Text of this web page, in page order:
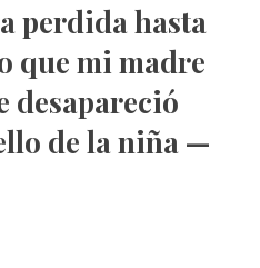
perdida hasta
que mi madre
desapareció
de la niña —